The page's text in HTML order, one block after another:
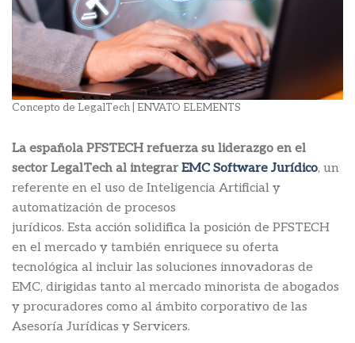
Concepto de LegalTech | ENVATO ELEMENTS
La española PFSTECH refuerza su liderazgo en el
sector LegalTech al integrar EMC Software Jurídico, un
referente en el uso de Inteligencia Artificial y
automatización de procesos
jurídicos. Esta acción solidifica la posición de PFSTECH
en el mercado y también enriquece su oferta
tecnológica al incluir las soluciones innovadoras de
EMC, dirigidas tanto al mercado minorista de abogados
y procuradores como al ámbito corporativo de las
Asesoría Jurídicas y Servicers.